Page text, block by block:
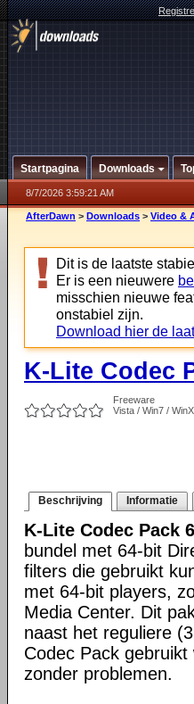
Startpagina Downloads
8/7/2026 3:59:21 AM
AfterDawn > Downloads > Video &
Dit is de laatste
Er is een nieuwere
misschien nieuwe
onstabiel zijn.
Download hier de
K-Lite Codec
Freeware
Vista / Win7 /
Beschrijving Informatie
K-Lite Codec Pack
bundel met 64-bit
filters die gebruikt
met 64-bit players,
Media Center. Dit
naast het reguliere
Codec Pack gebruikt
zonder problemen.